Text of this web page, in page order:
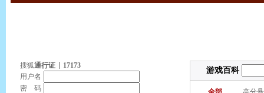
搜狐通行证
17173
用户名
密 码